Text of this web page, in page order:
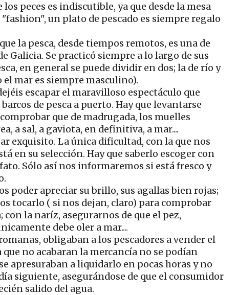
peces es indiscutible, ya que desde la mesa
un plato de pescado es siempre regalo
la pesca, desde tiempos remotos, es una de
Galicia. Se practicó siempre a lo largo de sus
en general se puede dividir en dos; la de río y
mar es siempre masculino).
escapar el maravilloso espectáculo que
de pesca a puerto. Hay que levantarse
que de madrugada, los muelles
a sal, a gaviota, en definitiva, a mar....
exquisito. La única dificultad, con la que nos
en su selección. Hay que saberlo escoger con
Sólo así nos informaremos si está fresco y
poder apreciar su brillo, sus agallas bien rojas;
tocarlo ( si nos dejan, claro) para comprobar
con la naríz, asegurarnos de que el pez,
debe oler a mar....
obligaban a los pescadores a vender el
que no acabaran la mercancía no se podían
apresuraban a liquidarlo en pocas horas y no
siguiente, asegurándose de que el consumidor
salido del agua.